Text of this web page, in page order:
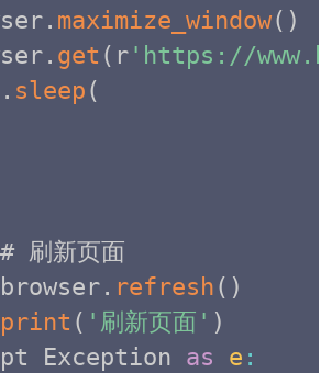
. maximize_window( )
. get ( r'https://
. sleep (
刷新页面
. refresh ( )
print ( '刷新页面' )
Exception as e :